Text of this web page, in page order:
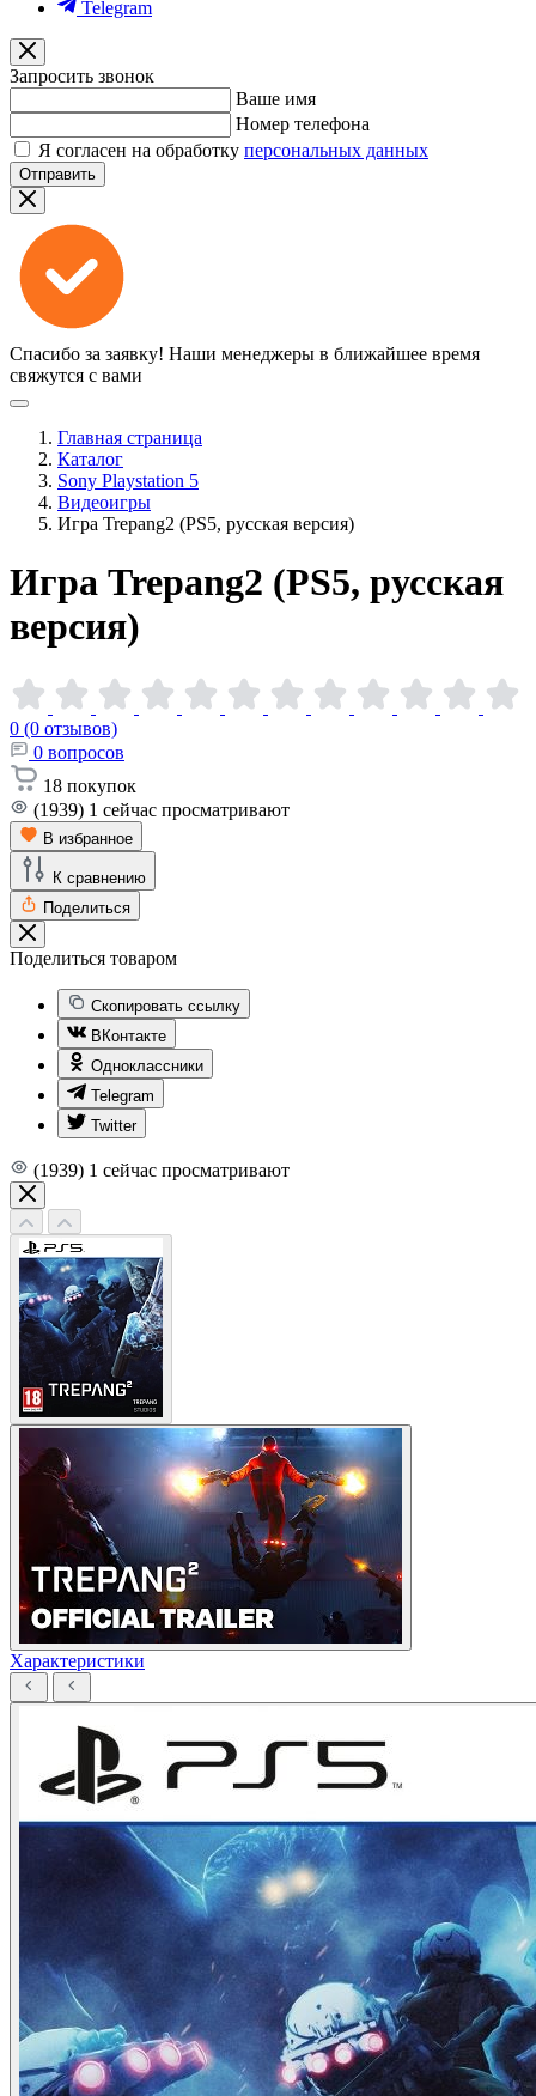
Telegram
Запросить звонок
Ваше имя
Номер телефона
Я согласен на обработку персональных данных
Отправить
Спасибо за заявку! Наши менеджеры в ближайшее время
свяжутся с вами
Главная страница
Каталог
Sony Playstation 5
Видеоигры
Игра Trepang2 (PS5, русская версия)
Игра Trepang2 (PS5, русская
версия)
0 (0 отзывов)
0 вопросов
18 покупок
(1939) 1 сейчас просматривают
В избранное
К сравнению
Поделиться
Поделиться товаром
Скопировать ссылку
ВКонтакте
Одноклассники
Telegram
Twitter
(1939) 1 сейчас просматривают
Характеристики